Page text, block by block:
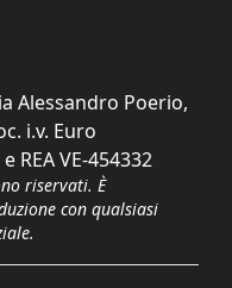
Alessandro Poerio,
i.v. Euro
REA VE-454332
riservati. È
con qualsiasi